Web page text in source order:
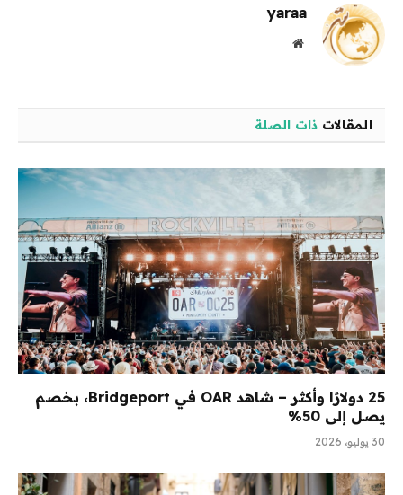
yaraa
موقع
المقالات ذات الصلة
25 دولارًا وأكثر – شاهد OAR في Bridgeport، بخصم
يصل إلى 50%
30 يوليو، 2026